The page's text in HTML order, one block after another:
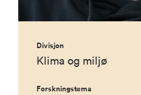
Divisjon
Klima og miljø
Forskningstema